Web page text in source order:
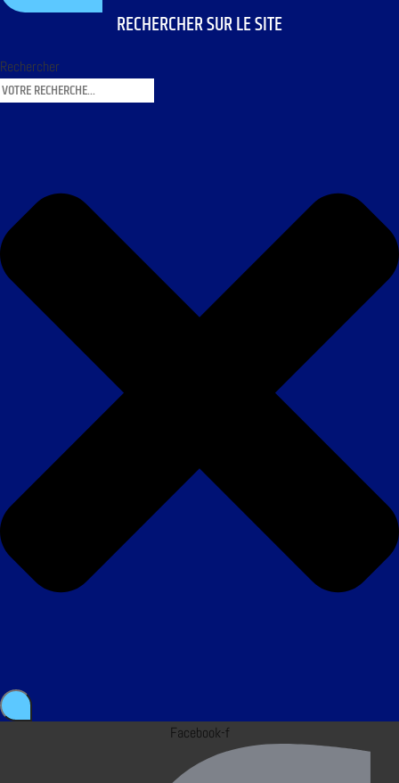
RECHERCHER SUR LE SITE
Rechercher
Facebook-f